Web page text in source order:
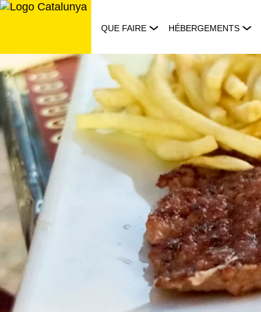
Aller
QUE FAIRE HÉBERGEMENTS